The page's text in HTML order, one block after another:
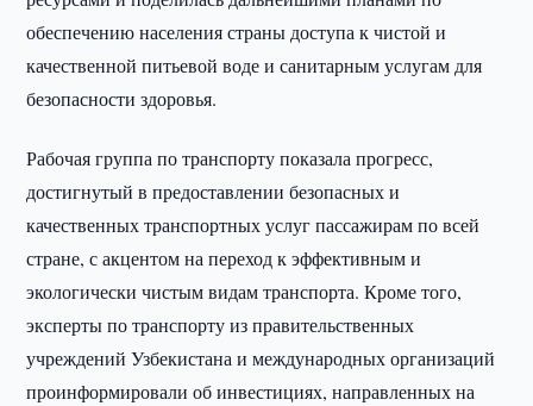
обеспечению населения страны доступа к чистой и
качественной питьевой воде и санитарным услугам для
безопасности здоровья.
Рабочая группа по транспорту показала прогресс,
достигнутый в предоставлении безопасных и
качественных транспортных услуг пассажирам по всей
стране, с акцентом на переход к эффективным и
экологически чистым видам транспорта. Кроме того,
эксперты по транспорту из правительственных
учреждений Узбекистана и международных организаций
проинформировали об инвестициях, направленных на